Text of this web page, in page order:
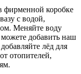
фирменной коробке
с водой,
Меняйте воду
добавить наш
лёд для
отопителей,